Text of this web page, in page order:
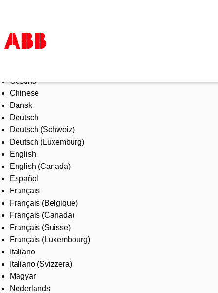
Products & Solutions
Industries
Services
About us
Where to buy
Contact us
Careers
Čeština
Chinese
Dansk
Deutsch
Deutsch (Schweiz)
Deutsch (Luxemburg)
English
English (Canada)
Español
Français
Français (Belgique)
Français (Canada)
Français (Suisse)
Français (Luxembourg)
Italiano
Italiano (Svizzera)
Magyar
Nederlands